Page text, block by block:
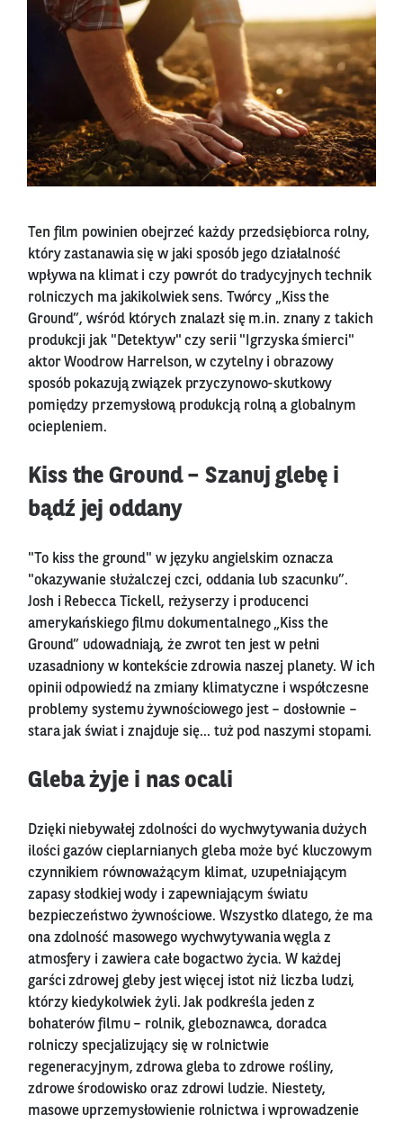
Ten film powinien obejrzeć każdy przedsiębiorca rolny,
który zastanawia się w jaki sposób jego działalność
wpływa na klimat i czy powrót do tradycyjnych technik
rolniczych ma jakikolwiek sens. Twórcy „Kiss the
Ground”, wśród których znalazł się m.in. znany z takich
produkcji jak "Detektyw" czy serii "Igrzyska śmierci"
aktor Woodrow Harrelson, w czytelny i obrazowy
sposób pokazują związek przyczynowo-skutkowy
pomiędzy przemysłową produkcją rolną a globalnym
ociepleniem.
Kiss the Ground – Szanuj glebę i
bądź jej oddany
"To kiss the ground" w języku angielskim oznacza
"okazywanie służalczej czci, oddania lub szacunku”.
Josh i Rebecca Tickell, reżyserzy i producenci
amerykańskiego filmu dokumentalnego „Kiss the
Ground” udowadniają, że zwrot ten jest w pełni
uzasadniony w kontekście zdrowia naszej planety. W ich
opinii odpowiedź na zmiany klimatyczne i współczesne
problemy systemu żywnościowego jest – dosłownie –
stara jak świat i znajduje się… tuż pod naszymi stopami.
Gleba żyje i nas ocali
Dzięki niebywałej zdolności do wychwytywania dużych
ilości gazów cieplarnianych gleba może być kluczowym
czynnikiem równoważącym klimat, uzupełniającym
zapasy słodkiej wody i zapewniającym światu
bezpieczeństwo żywnościowe. Wszystko dlatego, że ma
ona zdolność masowego wychwytywania węgla z
atmosfery i zawiera całe bogactwo życia. W każdej
garści zdrowej gleby jest więcej istot niż liczba ludzi,
którzy kiedykolwiek żyli. Jak podkreśla jeden z
bohaterów filmu – rolnik, gleboznawca, doradca
rolniczy specjalizujący się w rolnictwie
regeneracyjnym, zdrowa gleba to zdrowe rośliny,
zdrowe środowisko oraz zdrowi ludzie. Niestety,
masowe uprzemysłowienie rolnictwa i wprowadzenie